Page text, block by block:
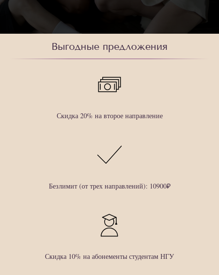
Выгодные предложения
Скидка 20% на второе направление
Безлимит (от трех направлений): 10900₽
Скидка 10% на абонементы студентам НГУ